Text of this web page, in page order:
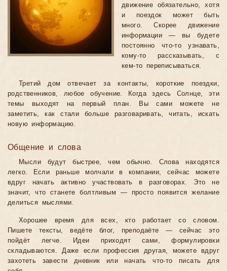
движение обязательно, хотя
и поездок может быть
много. Скорее движение
информации — вы будете
постоянно что-то узнавать,
кому-то рассказывать, с
кем-то переписываться.
Третий дом отвечает за контакты, короткие поездки,
родственников, любое обучение. Когда здесь Солнце, эти
темы выходят на первый план. Вы сами можете не
заметить, как стали больше разговаривать, читать, искать
новую информацию.
Общение и слова
Мысли будут быстрее, чем обычно. Слова находятся
легко. Если раньше молчали в компании, сейчас можете
вдруг начать активно участвовать в разговорах. Это не
значит, что станете болтливым — просто появится желание
делиться мыслями.
Хорошее время для всех, кто работает со словом.
Пишете тексты, ведёте блог, преподаёте — сейчас это
пойдёт легче. Идеи приходят сами, формулировки
складываются. Даже если профессия другая, можете вдруг
захотеть завести дневник или начать что-то писать для